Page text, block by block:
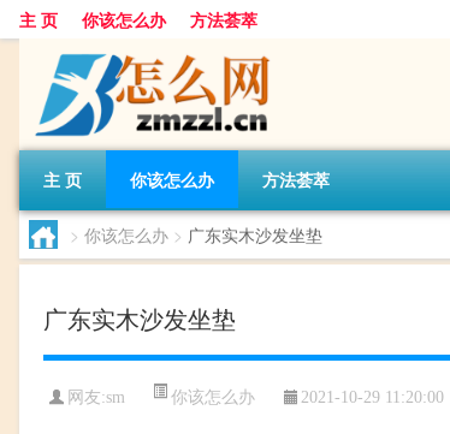
主 页 你该怎么办 方法荟萃
主 页 你该怎么办 方法荟萃
> 你该怎么办 > 广东实木沙发坐垫
广东实木沙发坐垫
网友:sm 你该怎么办 2021-10-29 11:20:00